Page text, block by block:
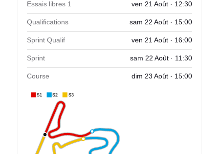
Essais libres 1 ven 21 Août · 12:30
Qualifications sam 22 Août · 15:00
Sprint Qualif ven 21 Août · 16:00
Sprint sam 22 Août · 11:30
Course dim 23 Août · 15:00
S1 S2 S3